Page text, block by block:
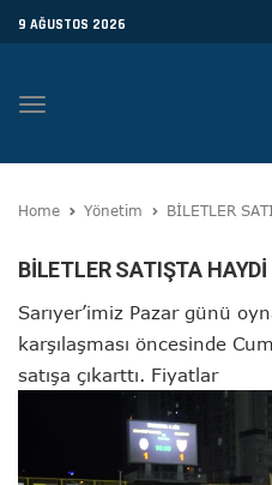
9 AĞUSTOS 2026
Toggle
Home Yönetim BİLETLER
BİLETLER SATIŞTA
Sarıyer’imiz Pazar günü
karşılaşması öncesinde
satışa çıkarttı. Fiyatlar